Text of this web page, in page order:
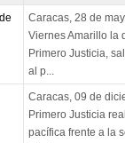
Caracas, 28 de
Viernes Amarillo la
Primero Justicia,
al p...
Caracas, 09 de
Primero Justicia
pacífica frente a la